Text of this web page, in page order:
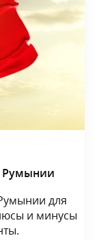
Румынии
для
и минусы